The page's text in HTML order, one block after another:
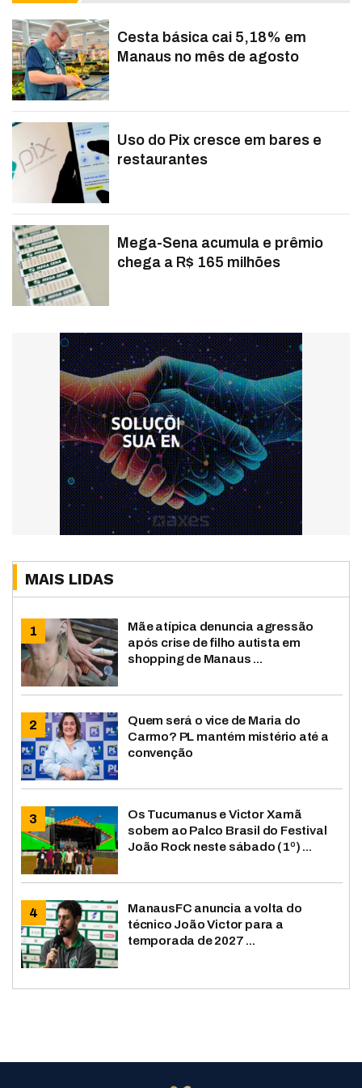
Cesta básica cai 5,18% em
Manaus no mês de agosto
Uso do Pix cresce em bares e
restaurantes
Mega-Sena acumula e prêmio
chega a R$ 165 milhões
MAIS LIDAS
Mãe atípica denuncia agressão
após crise de filho autista em
shopping de Manaus ...
Quem será o vice de Maria do
Carmo? PL mantém mistério até a
convenção
Os Tucumanus e Victor Xamã
sobem ao Palco Brasil do Festival
João Rock neste sábado (1º) ...
ManausFC anuncia a volta do
técnico João Victor para a
temporada de 2027 ...